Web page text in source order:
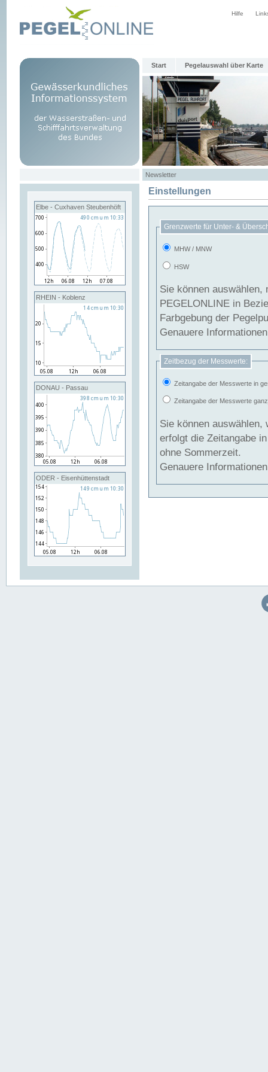
Hilfe
Start Pegelauswahl über Karte
Newsletter
Elbe - Cuxhaven Steubenhöft
RHEIN - Koblenz
DONAU - Passau
ODER - Eisenhüttenstadt
Einstellungen
Grenzwerte für Unter- &
MHW / MNW
HSW
Sie können
PEGELONLINE in Beziehung
Farbgebung der
Genauere
Zeitbezug der Messwerte:
Zeitangabe der Messwerte in
Zeitangabe der Messwerte
Sie können auswählen,
erfolgt die Zeitangabe
ohne Sommerzeit.
Genauere